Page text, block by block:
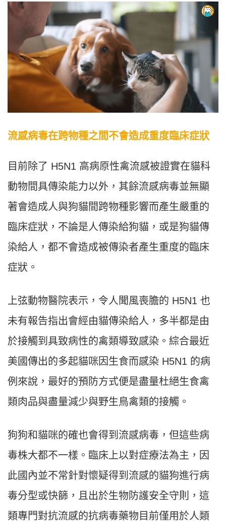
流感病毒在跨物種之間不會造成重度臨床症狀
目前除了 H5N1 高病原性禽流感被證實在貓科
動物間具傳染能力以外，其餘流感病毒並無顯
著會造成人與狗貓間跨物種影響而產生嚴重的
臨床症狀，不論是人傳染給狗貓，或是狗貓傳
染給人，都不會造成被傳染者產生重度的臨床
症狀。
上弦動物醫院表示，令人聞風喪膽的 H5N1 也
未有報告指出會經由貓傳染給人，多半都是由
於接觸到具致病性的禽類導致感染。綜合最近
美國傳出的多起貓咪因生食而感染 H5N1 的病
例來說，最好的預防方式便是盡量杜絕生食禽
類肉品與盡量減少與野生鳥禽類的接觸。
狗狗和貓咪的確也會得到流感病毒，但這些病
毒株大都不一樣。臨床上以對症療法為主，因
此國內並不常針對懷疑得到流感的貓狗進行病
毒分型或快篩，且出於生物防護安全守則，這
類專門對抗流感的抗病毒藥物目前僅用於人類